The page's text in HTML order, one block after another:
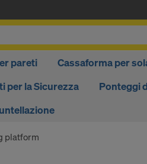
pareti
Cassaforma per
per la Sicurezza
Ponteggi
platform